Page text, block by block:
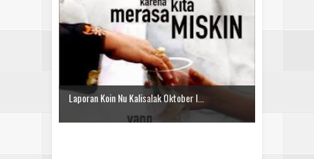
Laporan Koin Nu Kalisalak Oktober I...